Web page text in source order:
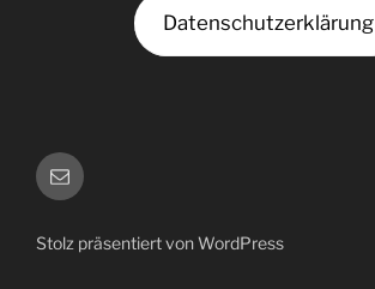
Datenschutzerklärung
Kontakt
Stolz präsentiert von WordPress